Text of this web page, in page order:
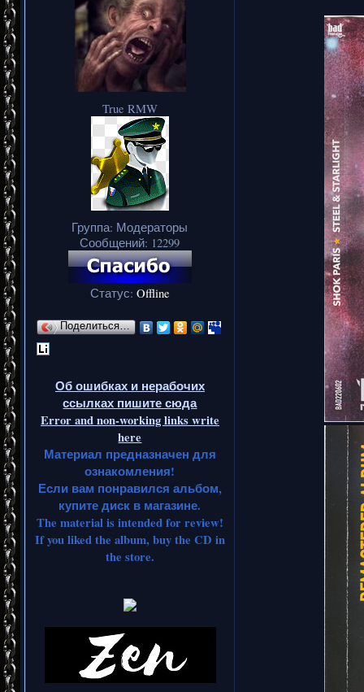
True RMW
Группа: Модераторы
Сообщений: 12299
Статус: Offline
Поделиться…
Об ошибках и нерабочих
ссылках пишите сюда
Error and non-working links write
here
Материал предназначен для
ознакомления!
Если вам понравился альбом,
купите диск в магазине.
The material is intended for review!
If you liked the album, buy the CD in
the store.